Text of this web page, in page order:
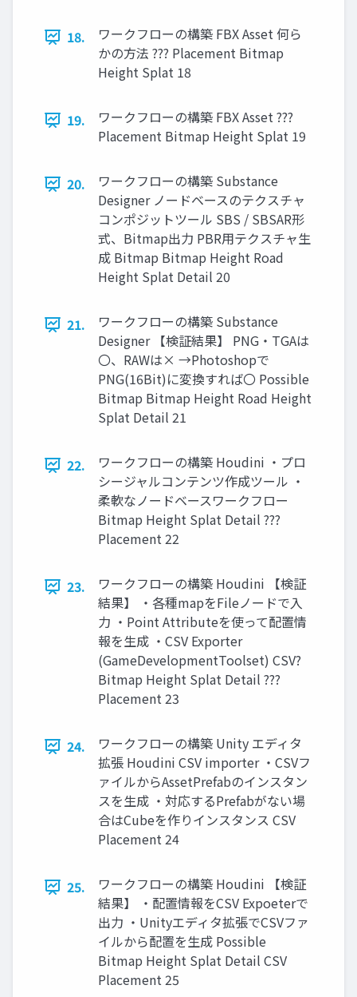
18.
ワークフローの構築 FBX Asset 何ら
かの方法 ??? Placement Bitmap
Height Splat 18
19.
ワークフローの構築 FBX Asset ???
Placement Bitmap Height Splat 19
20.
ワークフローの構築 Substance
Designer ノードベースのテクスチャ
コンポジットツール SBS / SBSAR形
式、Bitmap出力 PBR用テクスチャ生
成 Bitmap Bitmap Height Road
Height Splat Detail 20
21.
ワークフローの構築 Substance
Designer 【検証結果】 PNG・TGAは
〇、RAWは× →Photoshopで
PNG(16Bit)に変換すれば〇 Possible
Bitmap Bitmap Height Road Height
Splat Detail 21
22.
ワークフローの構築 Houdini ・プロ
シージャルコンテンツ作成ツール ・
柔軟なノードベースワークフロー
Bitmap Height Splat Detail ???
Placement 22
23.
ワークフローの構築 Houdini 【検証
結果】 ・各種mapをFileノードで入
力 ・Point Attributeを使って配置情
報を生成 ・CSV Exporter
(GameDevelopmentToolset) CSV?
Bitmap Height Splat Detail ???
Placement 23
24.
ワークフローの構築 Unity エディタ
拡張 Houdini CSV importer ・CSVフ
ァイルからAssetPrefabのインスタン
スを生成 ・対応するPrefabがない場
合はCubeを作りインスタンス CSV
Placement 24
25.
ワークフローの構築 Houdini 【検証
結果】 ・配置情報をCSV Expoeterで
出力 ・Unityエディタ拡張でCSVファ
イルから配置を生成 Possible
Bitmap Height Splat Detail CSV
Placement 25